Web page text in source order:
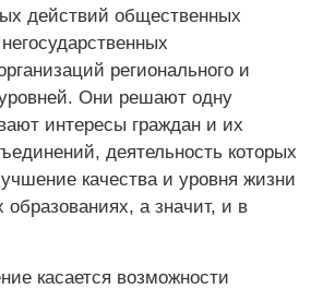
действий общественных
регио­нального и
Они решают одну
интересы граждан и их
деятельность которых
качества и уровня жизни
а значит, и в
касается возможности